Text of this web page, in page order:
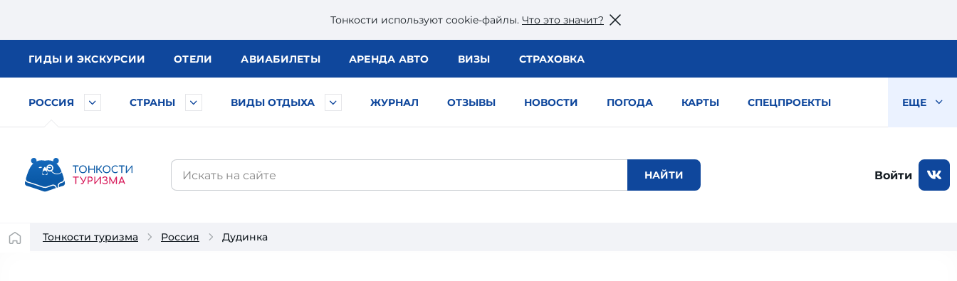
Тонкости используют сookie-файлы. Что это значит?
ГИДЫ И ЭКСКУРСИИ ОТЕЛИ АВИАБИЛЕТЫ АРЕНДА АВТО ВИЗЫ СТРАХОВКА
РОССИЯ СТРАНЫ ВИДЫ ОТДЫХА ЖУРНАЛ ОТЗЫВЫ НОВОСТИ ПОГОДА КАРТЫ СПЕЦПРОЕКТЫ ЕЩЕ
Войти
Тонкости туризма Россия Дудинка